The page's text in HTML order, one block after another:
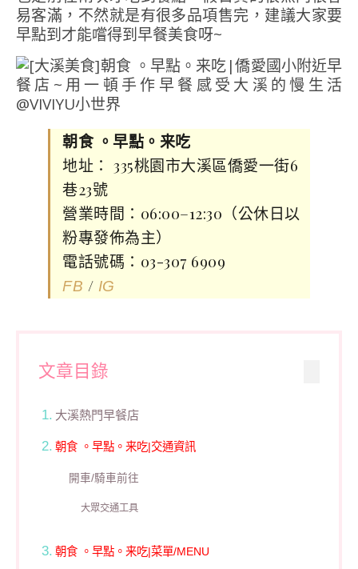
易客滿，不然就是有很多品項售完，建議大家要
早點到才能嚐得到早餐美食呀~
朝食 。早點。来吃
地址： 335桃園市大溪區僑愛一街6
巷23號
營業時間：06:00–12:30（公休日以
粉專發佈為主）
電話號碼：03-307 6909
FB / IG
文章目錄
大溪熱門早餐店
朝食 。早點。来吃|交通資訊
開車/騎車前往
大眾交通工具
朝食 。早點。来吃|菜單/MENU